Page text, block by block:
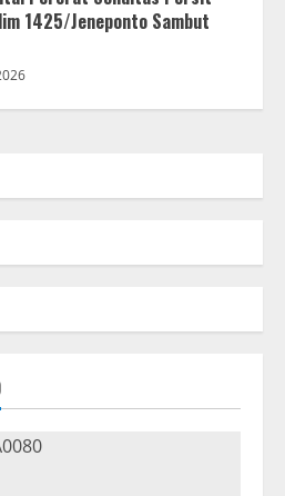
1425/Jeneponto Sambut